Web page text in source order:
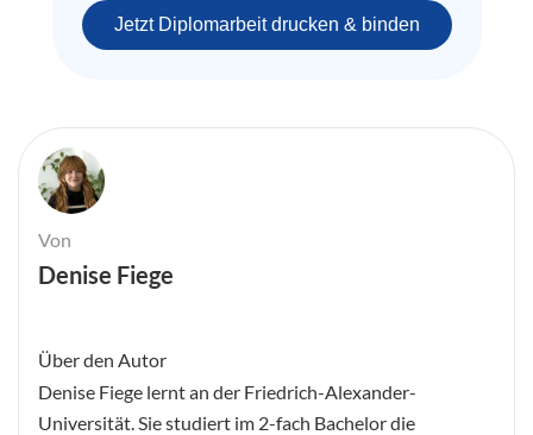
Jetzt Diplomarbeit drucken & binden
Von
Denise Fiege
Über den Autor
Denise Fiege lernt an der Friedrich-Alexander-
Universität. Sie studiert im 2-fach Bachelor die